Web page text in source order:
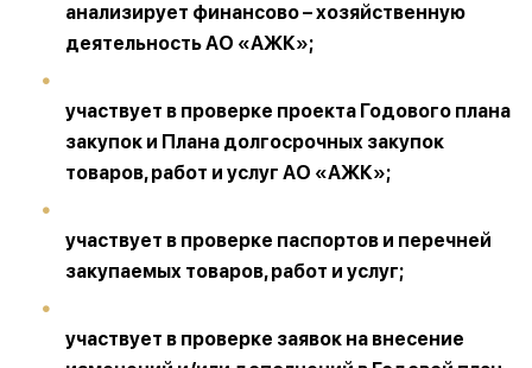
анализирует финансово – хозяйственную
деятельность АО «АЖК»;
участвует в проверке проекта Годового плана
закупок и Плана долгосрочных закупок
товаров, работ и услуг АО «АЖК»;
участвует в проверке паспортов и перечней
закупаемых товаров, работ и услуг;
участвует в проверке заявок на внесение